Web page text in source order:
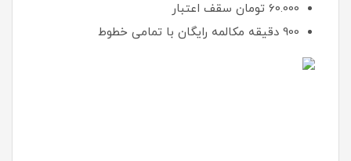
60.000 تومان سقف اعتبار
900 دقیقه مکالمه رایگان با تمامی خطوط